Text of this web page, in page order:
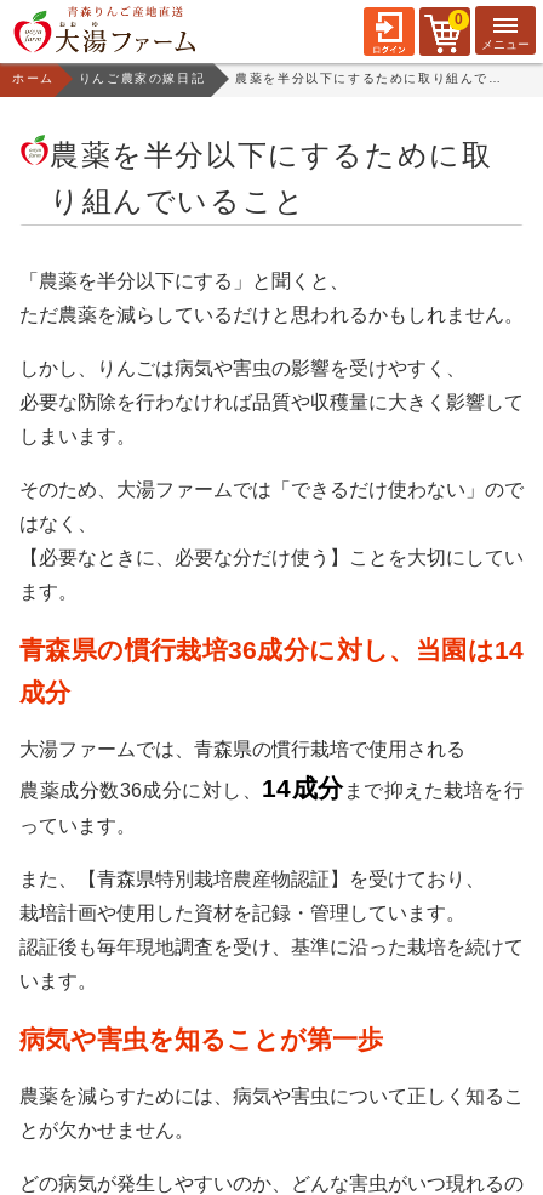
0
ホーム りんご農家の嫁日記 農薬を半分以下にするために取り組んでいること
農薬を半分以下にするために取
り組んでいること
「農薬を半分以下にする」と聞くと、
ただ農薬を減らしているだけと思われるかもしれません。
しかし、りんごは病気や害虫の影響を受けやすく、
必要な防除を行わなければ品質や収穫量に大きく影響して
しまいます。
そのため、大湯ファームでは「できるだけ使わない」ので
はなく、
【必要なときに、必要な分だけ使う】ことを大切にしてい
ます。
青森県の慣行栽培36成分に対し、当園は14
成分
大湯ファームでは、青森県の慣行栽培で使用される
農薬成分数36成分に対し、 14成分まで抑えた栽培を行
っています。
また、【青森県特別栽培農産物認証】を受けており、
栽培計画や使用した資材を記録・管理しています。
認証後も毎年現地調査を受け、基準に沿った栽培を続けて
います。
病気や害虫を知ることが第一歩
農薬を減らすためには、病気や害虫について正しく知るこ
とが欠かせません。
どの病気が発生しやすいのか、どんな害虫がいつ現れるの